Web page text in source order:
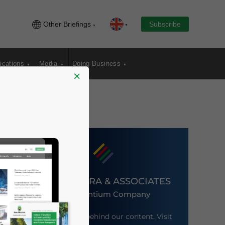
Other Briefings Subscribe
Media Doing Business
DEZAN SHIRA & ASSOCIATES
An Ascentium Company
Meet the firm behind our content. Visit
×